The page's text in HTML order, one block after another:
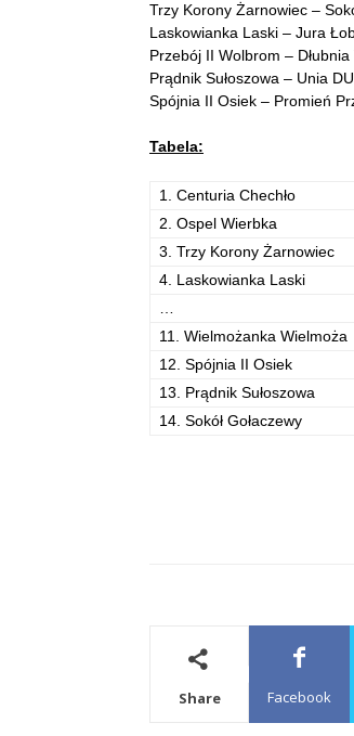
Trzy Korony Żarnowiec –
Laskowianka Laski – Jura
Przebój II Wolbrom –
Prądnik Sułoszowa – Unia
Spójnia II Osiek – Promień
Tabela:
1. Centuria Chechło
2. Ospel Wierbka
3. Trzy Korony Żarnowiec
4. Laskowianka Laski
11. Wielmożanka Wielmoża
12. Spójnia II Osiek
13. Prądnik Sułoszowa
14. Sokół Gołaczewy
Share Facebook